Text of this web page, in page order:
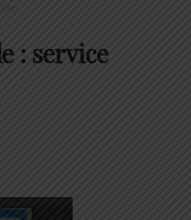
: service